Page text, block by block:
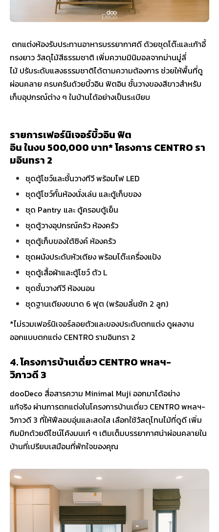
ตกแต่งห้องรับประทานอาหารบรรยากาศดี ด้วยชุดโต๊ะและเก้าอี้
ทรงยาว วัสดุไม้สีธรรมชาติ เพิ่มความมินิมอลจากม่านมู่ลี่
ไม้ ปรับระดับแสงธรรมชาติได้ตามความต้องการ ช่วยให้พื้นที่ดู
ผ่อนคลาย ครบครันด้วยบิ้วอิน ฟิตอิน ชั้นวางของสีขาวสำหรับ
เก็บอุปกรณ์ต่าง ๆ ในบ้านได้อย่างเป็นระเบียบ
รายการเฟอร์นิเจอร์บิ้วอิน ฟิต
อิน ในงบ 500,000 บาท* โครงการ CENTRO รา
มอินทรา 2
ชุดตู้โชว์และชั้นวางทีวี พร้อมไฟ LED
ชุดตู้โชว์กั้นห้องนั่งเล่น และตู้เก็บของ
ชุด Pantry และ ตู้ครอบตู้เย็น
ชุดตู้วางอุปกรณ์ครัว ห้องครัว
ชุดตู้เก็บของใต้ซิงค์ ห้องครัว
ชุดผนังประดับหัวเตียง พร้อมโต๊ะเครื่องแป้ง
ชุดตู้เสื้อผ้าและตู้โชว์ ตัว L
ชุดชั้นวางทีวี ห้องนอน
ชุดฐานเตียงขนาด 6 ฟุต (พร้อมลิ้นชัก 2 ลูก)
*ไม่รวมเฟอร์นิเจอร์ลอยตัวและของประดับตกแต่ง ดูผลงาน
ออกแบบตกแต่ง CENTRO รามอินทรา 2
4. โครงการบ้านเดี่ยว CENTRO พหลฯ-
วิภาวดี 3
dooDeco สื่อสารความ Minimal Muji ออกมาได้อย่าง
แท้จริง ผ่านการตกแต่งในโครงการบ้านเดี่ยว CENTRO พหลฯ-
วิภาวดี 3 ที่ให้ฟีลอบอุ่นและสดใส เลือกใช้วัสดุโทนไม้ที่ดูดี เพิ่ม
กิมมิกด้วยดีไซน์โค้งมนเก๋ ๆ เติมเต็มบรรยากาศน่าผ่อนคลายใน
บ้านที่เปรียบเสมือนที่พักใจของคุณ